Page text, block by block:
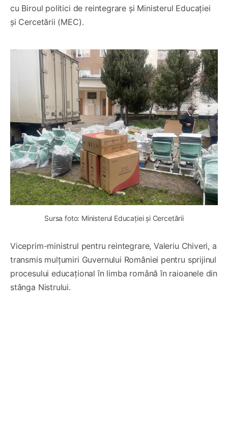
cu Biroul politici de reintegrare și Ministerul Educației
și Cercetării (MEC).
Sursa foto: Ministerul Educației și Cercetării
Viceprim-ministrul pentru reintegrare, Valeriu Chiveri, a
transmis mulțumiri Guvernului României pentru sprijinul
procesului educațional în limba română în raioanele din
stânga Nistrului.